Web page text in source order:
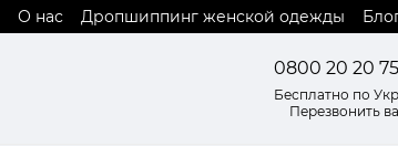
О нас Дропшиппинг женской одежды
0800 20 20 75
Бесплатно по
Перезвонить